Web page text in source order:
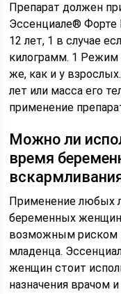
Препарат должен
Эссенциале® Форте
12 лет, 1 в случае
килограмм. 1 Режим
же, как и у
лет или масса его
применение
Можно ли
время
Применение любых
беременных
возможным риском
младенца.
женщин стоит
назначения врачом